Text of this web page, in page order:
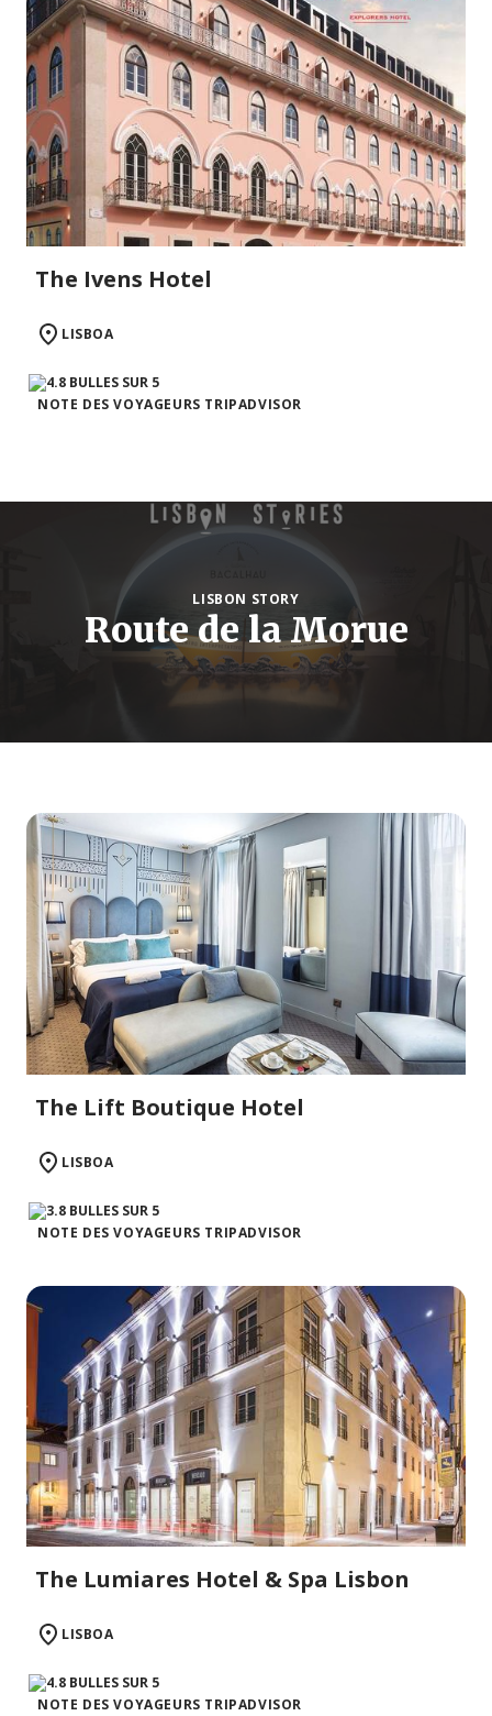
The Ivens Hotel
LISBOA
NOTE DES VOYAGEURS TRIPADVISOR
LISBON STORY
Route de la Morue
The Lift Boutique Hotel
LISBOA
NOTE DES VOYAGEURS TRIPADVISOR
The Lumiares Hotel & Spa Lisbon
LISBOA
NOTE DES VOYAGEURS TRIPADVISOR